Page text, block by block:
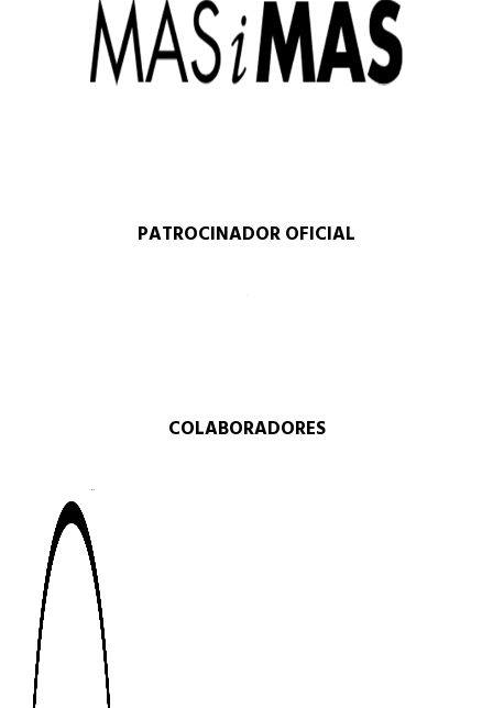
PATROCINADOR OFICIAL
COLABORADORES